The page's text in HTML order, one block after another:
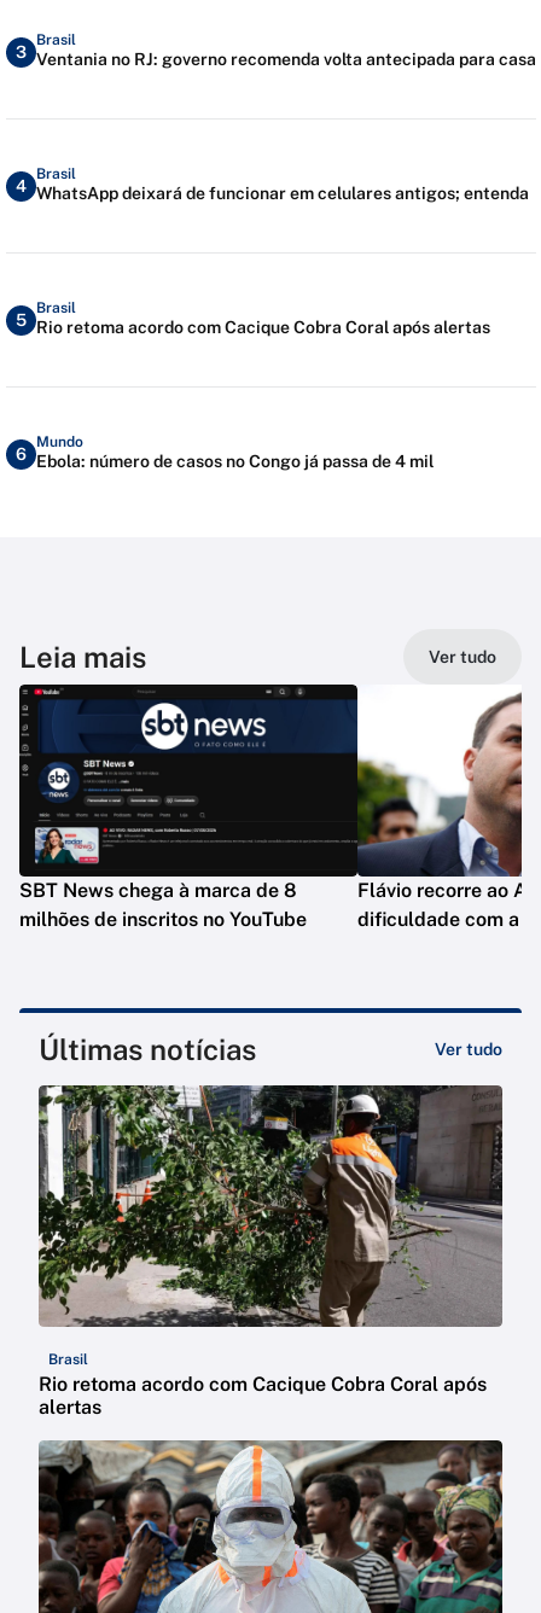
3
Brasil
Ventania no RJ: governo recomenda volta antecipada para casa
4
Brasil
WhatsApp deixará de funcionar em celulares antigos; entenda
5
Brasil
Rio retoma acordo com Cacique Cobra Coral após alertas
6
Mundo
Ebola: número de casos no Congo já passa de 4 mil
Leia mais Ver tudo
SBT News chega à marca de 8
milhões de inscritos no YouTube
Flávio recorre ao
dificuldade com a
Últimas notícias Ver tudo
Brasil
Rio retoma acordo com Cacique Cobra Coral após
alertas